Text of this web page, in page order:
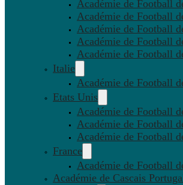
Académie de Football
Académie de Football
Académie de Football
Académie de Football
Académie de Football
Italie
Académie de Football
Etats Unis
Académie de Football
Académie de Football
Académie de Football
France
Académie de Football
Académie de Cascais